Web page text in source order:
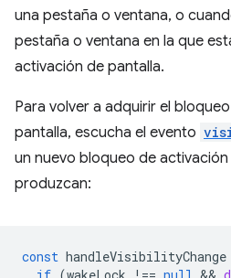
una pestaña o ventana, o
pestaña o ventana en la que
activación de pantalla.
Para volver a adquirir el
pantalla, escucha el evento
un nuevo bloqueo de
produzcan:
const handleVisibilityChange